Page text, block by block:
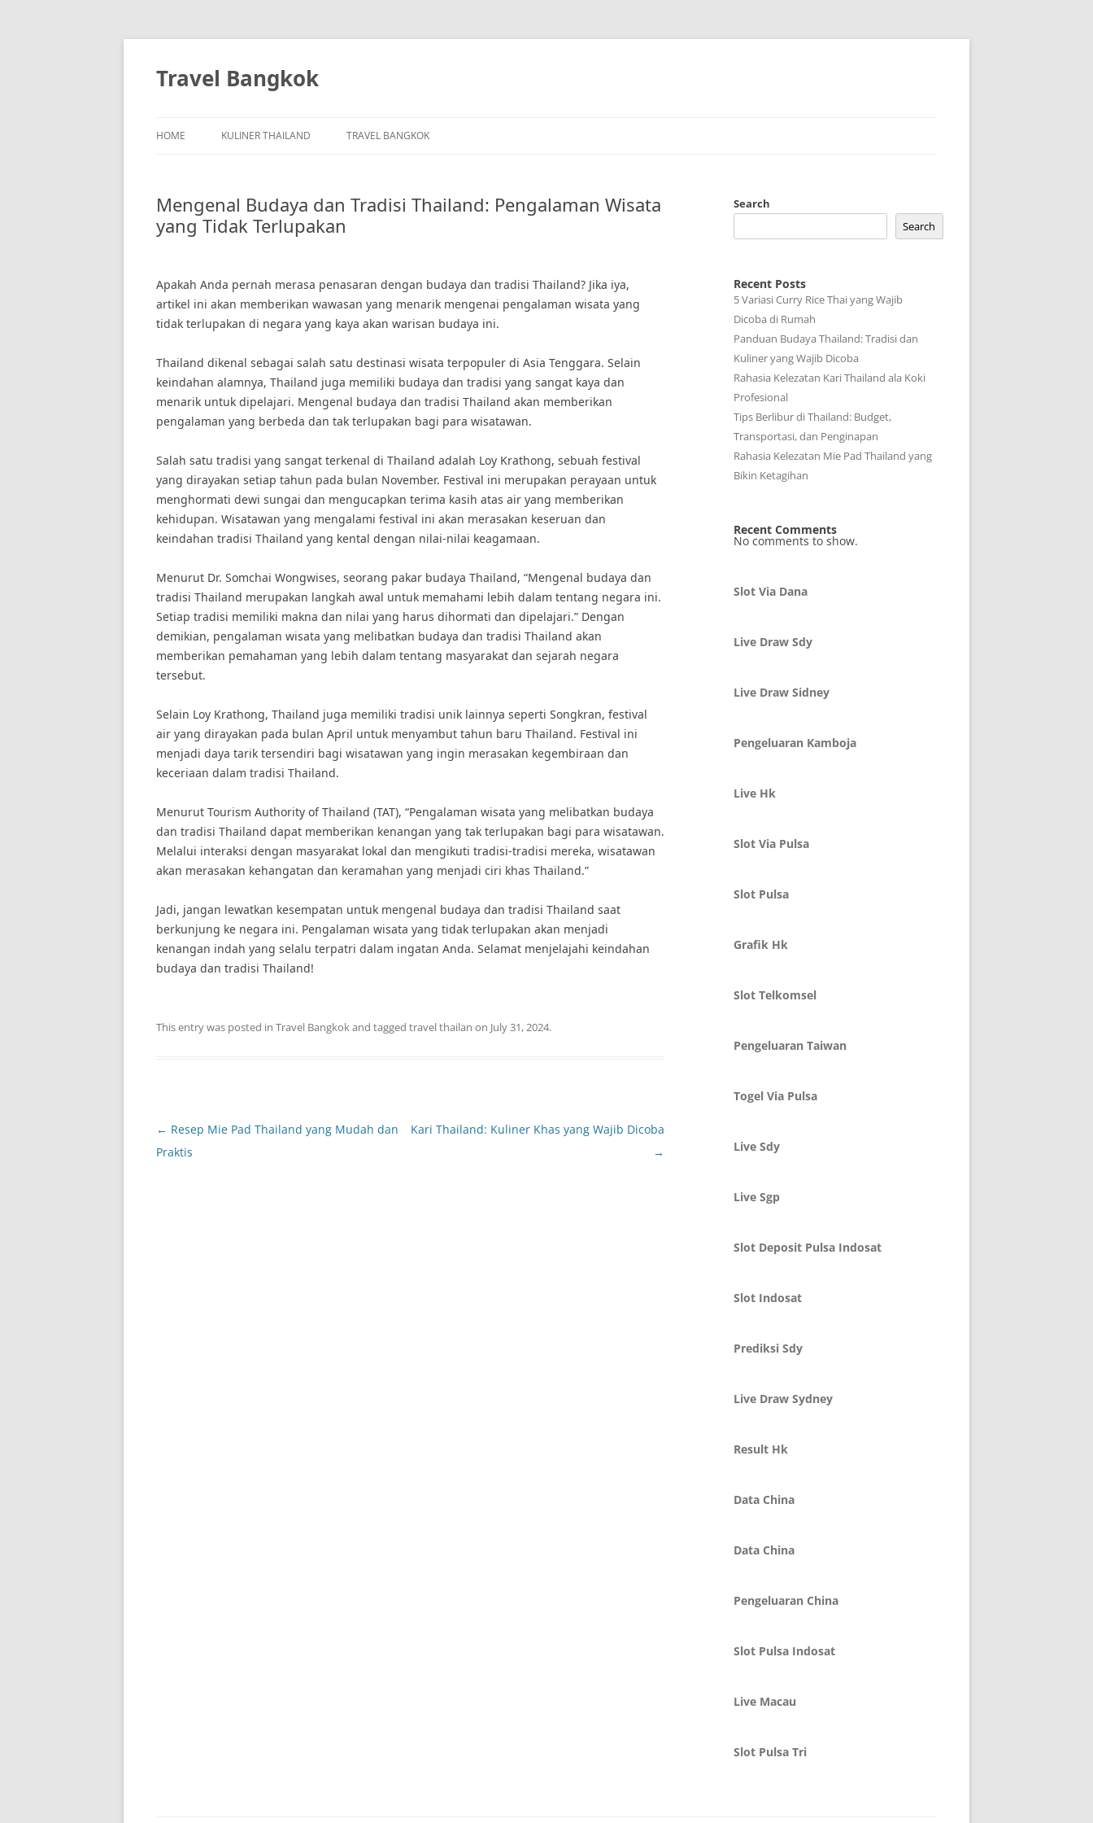
Skip
Travel Bangkok
HOME KULINER THAILAND TRAVEL BANGKOK
Mengenal Budaya dan Tradisi Thailand: Pengalaman Wisata
yang Tidak Terlupakan
Apakah Anda pernah merasa penasaran dengan budaya dan tradisi Thailand? Jika iya,
artikel ini akan memberikan wawasan yang menarik mengenai pengalaman wisata yang
tidak terlupakan di negara yang kaya akan warisan budaya ini.
Thailand dikenal sebagai salah satu destinasi wisata terpopuler di Asia Tenggara. Selain
keindahan alamnya, Thailand juga memiliki budaya dan tradisi yang sangat kaya dan
menarik untuk dipelajari. Mengenal budaya dan tradisi Thailand akan memberikan
pengalaman yang berbeda dan tak terlupakan bagi para wisatawan.
Salah satu tradisi yang sangat terkenal di Thailand adalah Loy Krathong, sebuah festival
yang dirayakan setiap tahun pada bulan November. Festival ini merupakan perayaan untuk
menghormati dewi sungai dan mengucapkan terima kasih atas air yang memberikan
kehidupan. Wisatawan yang mengalami festival ini akan merasakan keseruan dan
keindahan tradisi Thailand yang kental dengan nilai-nilai keagamaan.
Menurut Dr. Somchai Wongwises, seorang pakar budaya Thailand, “Mengenal budaya dan
tradisi Thailand merupakan langkah awal untuk memahami lebih dalam tentang negara ini.
Setiap tradisi memiliki makna dan nilai yang harus dihormati dan dipelajari.” Dengan
demikian, pengalaman wisata yang melibatkan budaya dan tradisi Thailand akan
memberikan pemahaman yang lebih dalam tentang masyarakat dan sejarah negara
tersebut.
Selain Loy Krathong, Thailand juga memiliki tradisi unik lainnya seperti Songkran, festival
air yang dirayakan pada bulan April untuk menyambut tahun baru Thailand. Festival ini
menjadi daya tarik tersendiri bagi wisatawan yang ingin merasakan kegembiraan dan
keceriaan dalam tradisi Thailand.
Menurut Tourism Authority of Thailand (TAT), “Pengalaman wisata yang melibatkan budaya
dan tradisi Thailand dapat memberikan kenangan yang tak terlupakan bagi para wisatawan.
Melalui interaksi dengan masyarakat lokal dan mengikuti tradisi-tradisi mereka, wisatawan
akan merasakan kehangatan dan keramahan yang menjadi ciri khas Thailand.”
Jadi, jangan lewatkan kesempatan untuk mengenal budaya dan tradisi Thailand saat
berkunjung ke negara ini. Pengalaman wisata yang tidak terlupakan akan menjadi
kenangan indah yang selalu terpatri dalam ingatan Anda. Selamat menjelajahi keindahan
budaya dan tradisi Thailand!
This entry was posted in Travel Bangkokand tagged travel thailan on July 31, 2024.
Post
navigation
← Resep Mie Pad Thailand yang Mudah dan
Praktis
Kari Thailand: Kuliner Khas yang Wajib Dicoba
→
Search
Search
Recent Posts
5 Variasi Curry Rice Thai yang Wajib
Dicoba di Rumah
Panduan Budaya Thailand: Tradisi dan
Kuliner yang Wajib Dicoba
Rahasia Kelezatan Kari Thailand ala Koki
Profesional
Tips Berlibur di Thailand: Budget,
Transportasi, dan Penginapan
Rahasia Kelezatan Mie Pad Thailand yang
Bikin Ketagihan
Recent Comments
No comments to show.
Slot Via Dana
Live Draw Sdy
Live Draw Sidney
Pengeluaran Kamboja
Live Hk
Slot Via Pulsa
Slot Pulsa
Grafik Hk
Slot Telkomsel
Pengeluaran Taiwan
Togel Via Pulsa
Live Sdy
Live Sgp
Slot Deposit Pulsa Indosat
Slot Indosat
Prediksi Sdy
Live Draw Sydney
Result Hk
Data China
Data China
Pengeluaran China
Slot Pulsa Indosat
Live Macau
Slot Pulsa Tri